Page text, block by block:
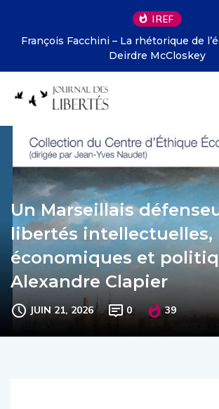
IREF
François Facchini – La rhétorique de
Deirdre McCloskey
Un Marseillais
libertés intellectuelles,
économiques et
Alexandre Clapier
JUIN 21, 2026 0 39